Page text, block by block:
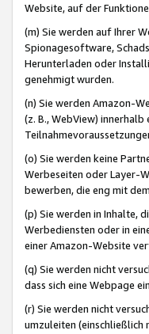
Website, auf der
(m) Sie werden auf Ihrer
Spionagesoftware,
Herunterladen oder
genehmigt wurden.
(n) Sie werden Amazon-
(z. B., WebView)
(o) Sie werden keine
Werbeseiten oder Layer-
bewerben, die eng mit
(p) Sie werden in Inhalte,
Werbediensten oder in
einer Amazon-Website
(q) Sie werden nicht
dass sich eine Webpage
(r) Sie werden nicht
umzuleiten